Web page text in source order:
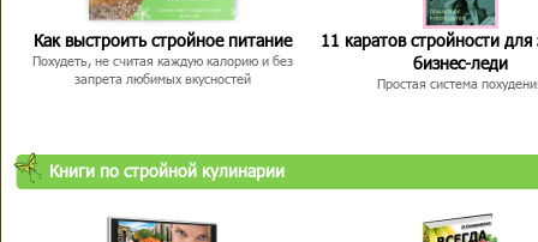
Как выстроить стройное питание
Похудеть, не считая каждую калорию и без
запрета любимых вкусностей
11 каратов стройности для
бизнес-леди
Простая система
Книги по стройной кулинарии